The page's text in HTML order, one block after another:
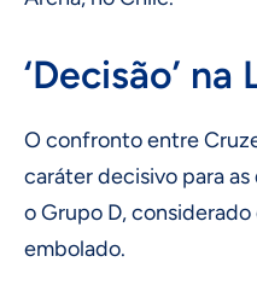
‘Decisão’
O confronto entre
caráter decisivo para
o Grupo D, considerado
embolado.